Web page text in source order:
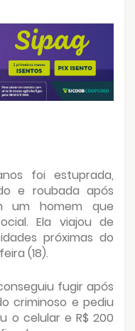
foi estuprada,
e roubada após
um homem que
Ela viajou de
próximas do
(18).
fugir após
criminoso e pediu
o celular e R$ 200